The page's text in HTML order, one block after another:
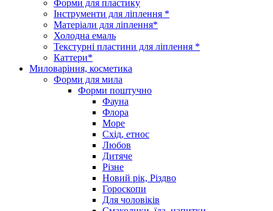
Форми для пластику
Інструменти для ліплення *
Матеріали для ліплення*
Холодна емаль
Текстурні пластини для ліплення *
Каттери*
Миловаріння, косметика
Форми для мила
Форми поштучно
Фауна
Флора
Море
Схід, етнос
Любов
Дитяче
Різне
Новий рік, Різдво
Гороскопи
Для чоловіків